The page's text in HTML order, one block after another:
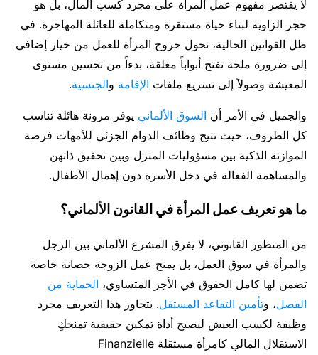
لا يقتصر مفهوم عمل المرأة على مجرد كسب المال، بل هو
حجر الزاوية لبناء حياة مستقرة ومتكاملة للعائلة المهاجرة. في
ظل القوانين الحالية، تحول خروج المرأة للعمل من خيار إضافي
إلى ضرورة ملحة تفتح أبواباً مغلقة، بدءاً من تحسين مستوى
المعيشة وصولاً إلى تسريع ملفات الإقامة والجنسية.
والجميل في الأمر أن السوق الألماني يوفر مرونة هائلة تناسب
كل الظروف، حيث تتيح وظائف الدوام الجزئي للأمهات فرصة
الموازنة الذكية بين مسؤوليات المنزل وبين تحقيق ذاتهن
والمساهمة الفعالة في دخل الأسرة دون إهمال الأطفال.
ما هو تعريف عمل المرأة في القانون الألماني؟
من المنظور القانوني، لا يفرق المشرع الألماني بين الرجل
والمرأة في سوق العمل، بل يمنح عمل الزوجة حصانة خاصة
تضمن لها كامل الحقوق في الأجر المتساوي، الحماية من
الفصل، وتأمين التقاعد المستقل. يتجاوز هذا التعريف مجرد
وظيفة لكسب العيش ليصبح أداة تمكين حقيقية تمنحكِ
الاستقلال المالي كامرأة مستقلة Finanzielle